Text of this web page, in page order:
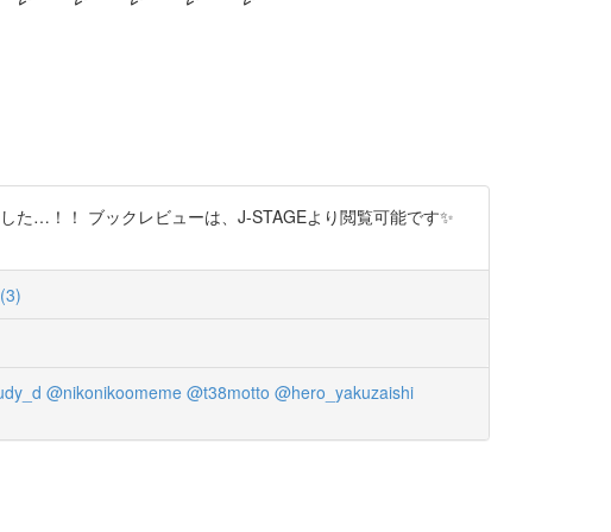
た…！！ ブックレビューは、J-STAGEより閲覧可能です✨
@nikonikoomeme @t38motto @hero_yakuzaishi